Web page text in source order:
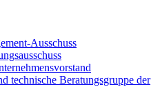
Ausschuss
technische Beratungsgruppe der